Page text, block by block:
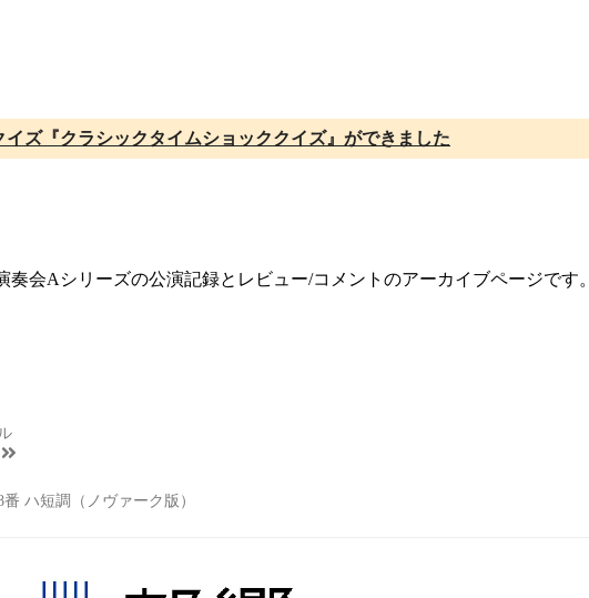
イズ『クラシックタイムショッククイズ』ができました
会Aシリーズの公演記録とレビュー/コメントのアーカイブページです。
番 ハ短調（ノヴァーク版）